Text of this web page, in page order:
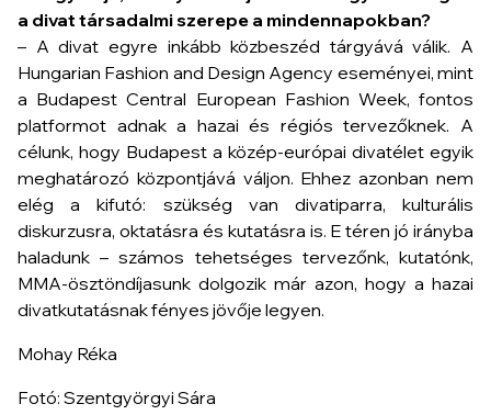
meghatározó központjává váljon. Ehhez azonban nem
elég a kifutó: szükség van divatiparra, kulturális
diskurzusra, oktatásra és kutatásra is. E téren jó irányba
haladunk – számos tehetséges tervezőnk, kutatónk,
MMA-ösztöndíjasunk dolgozik már azon, hogy a hazai
divatkutatásnak fényes jövője legyen.
Mohay Réka
Fotó: Szentgyörgyi Sára
Galéria